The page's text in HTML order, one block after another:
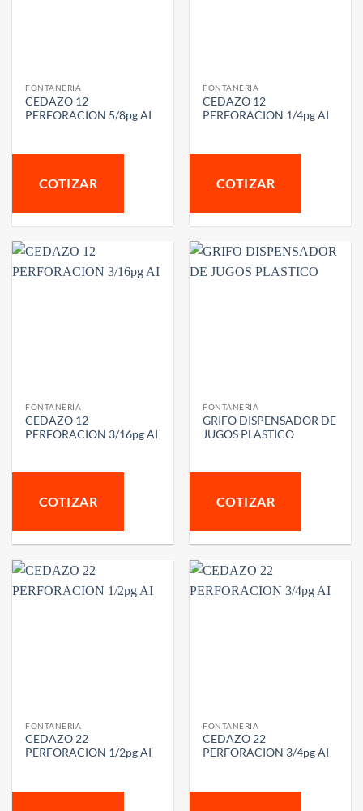
FONTANERIA
CEDAZO 12
PERFORACION 5/8pg AI
COTIZAR
FONTANERIA
CEDAZO 12
PERFORACION 1/4pg AI
COTIZAR
FONTANERIA
CEDAZO 12
PERFORACION 3/16pg AI
COTIZAR
FONTANERIA
GRIFO DISPENSADOR DE
JUGOS PLASTICO
COTIZAR
FONTANERIA
CEDAZO 22
PERFORACION 1/2pg AI
FONTANERIA
CEDAZO 22
PERFORACION 3/4pg AI